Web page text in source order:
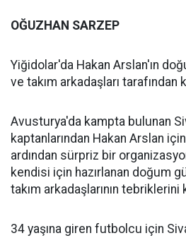
OĞUZHAN SARZEP
Yiğidolar'da Hakan Arslan'ın
ve takım arkadaşları tarafından
Avusturya'da kampta bulunan
kaptanlarından Hakan Arslan
ardından sürpriz bir
kendisi için hazırlanan doğum
takım arkadaşlarının tebriklerini
34 yaşına giren futbolcu için